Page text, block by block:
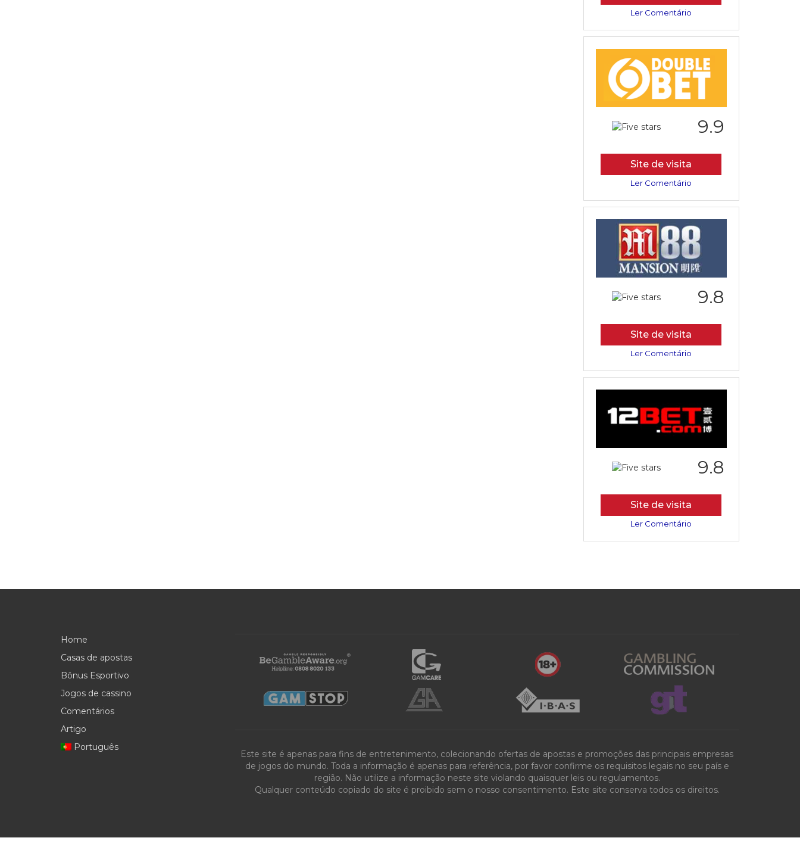
Ler Comentário
9.9
Site de visita
Ler Comentário
9.8
Site de visita
Ler Comentário
9.8
Site de visita
Ler Comentário
Home
Casas de apostas
Bônus Esportivo
Jogos de cassino
Comentários
Artigo
Português
Este site é apenas para fins de entretenimento, colecionando ofertas de apostas e promoções das principais empresas
de jogos do mundo. Toda a informação é apenas para referência, por favor confirme os requisitos legais no seu país e
região. Não utilize a informação neste site violando quaisquer leis ou regulamentos.
Qualquer conteúdo copiado do site é proibido sem o nosso consentimento. Este site conserva todos os direitos.